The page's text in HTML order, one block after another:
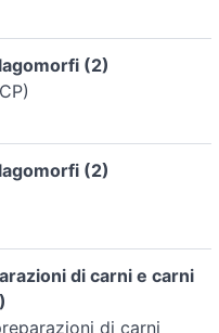
(2)
(2)
di carni e carni
di carni